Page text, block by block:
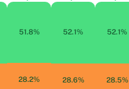
51.8%
28.2%
52.1%
28.6%
52.1%
28.5%